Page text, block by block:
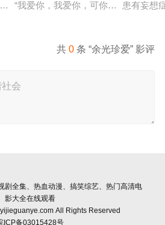
Adam Lewis, a successful horror
“我爱你，我爱你，可你为什么永远
患有妄想
共0 条 “余光珍爱” 影评
剧全集、热血动漫、搞笑综艺、热门高清电
影大全在线观看
All Rights Reserved
ICP备03015428号